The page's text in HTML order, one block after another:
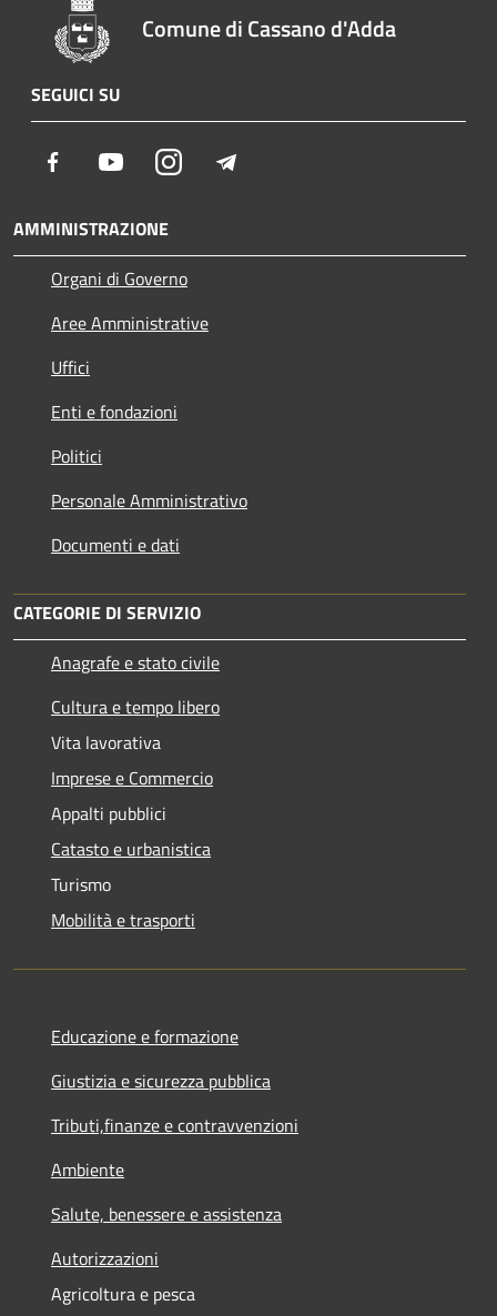
Comune di Cassano d'Adda
SEGUICI SU
Facebook YoutubeInstagram
AMMINISTRAZIONE
Organi di Governo
Aree Amministrative
Uffici
Enti e fondazioni
Politici
Personale Amministrativo
Documenti e dati
CATEGORIE DI SERVIZIO
Anagrafe e stato civile
Cultura e tempo libero
Vita lavorativa
Imprese e Commercio
Appalti pubblici
Catasto e urbanistica
Turismo
Mobilità e trasporti
Educazione e formazione
Giustizia e sicurezza pubblica
Tributi,finanze e contravvenzioni
Ambiente
Salute, benessere e assistenza
Autorizzazioni
Agricoltura e pesca